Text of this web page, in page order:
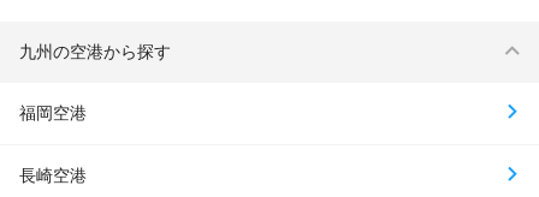
九州の空港から探す
福岡空港
長崎空港